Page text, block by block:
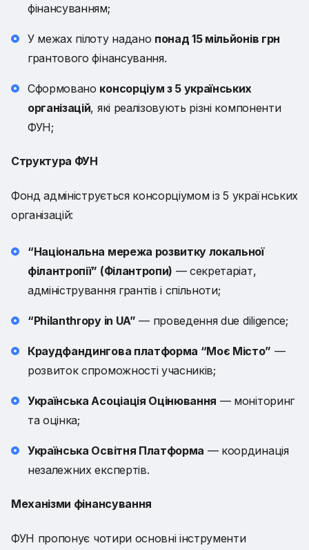
фінансуванням;
У межах пілоту надано понад 15 мільйонів грн
грантового фінансування.
Сформовано консорціум з 5 українських
організацій, які реалізовують різні компоненти
ФУН;
Структура ФУН
Фонд адмініструється консорціумом із 5 українських
організацій:
“Національна мережа розвитку локальної
філантропії” (Філантропи) — секретаріат,
адміністрування грантів і спільноти;
“Philanthropy in UA” — проведення due diligence;
Краудфандингова платформа “Моє Місто” —
розвиток спроможності учасників;
Українська Асоціація Оцінювання — моніторинг
та оцінка;
Українська Освітня Платформа — координація
незалежних експертів.
Механізми фінансування
ФУН пропонує чотири основні інструменти